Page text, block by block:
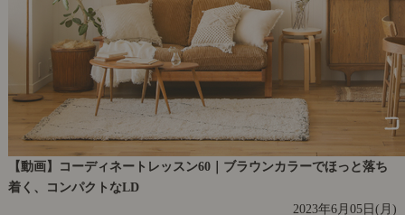
【動画】コーディネートレッスン60｜ブラウンカラーでほっと落ち
着く、コンパクトなLD
2023年6月05日(月)